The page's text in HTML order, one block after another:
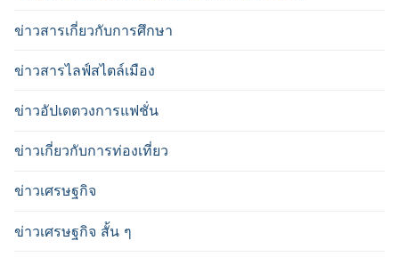
ข่าวสารเกี่ยวกับการศึกษา
ข่าวสารไลฟ์สไตล์เมือง
ข่าวอัปเดตวงการแฟชั่น
ข่าวเกี่ยวกับการท่องเที่ยว
ข่าวเศรษฐกิจ
ข่าวเศรษฐกิจ สั้น ๆ